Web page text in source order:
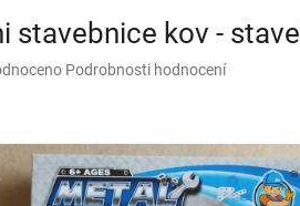
stavebnice kov -
Podrobnosti hodnocení